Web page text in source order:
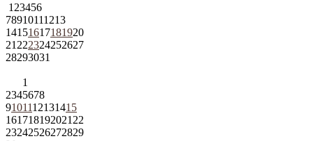
1 23456
78910111213
14151617181920
21 222324252627
28293031
1
2345678
9101112131415
161718192021 22
23242526272829